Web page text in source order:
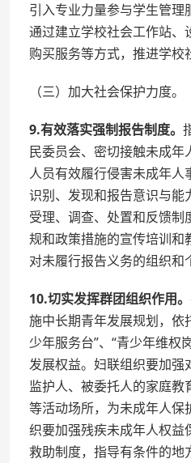
引入专业力量参与学生管
通过建立学校社会工作站、
购买服务等方式，推进学校
（三）加大社会保护力度。
9.有效落实强制报告制度。
民委员会、密切接触未成
人员有效履行侵害未成年
识别、发现和报告意识与能
受理、调查、处置和反馈制
规和政策措施的宣传培训和
对未履行报告义务的组织和
10.切实发挥群团组织作用。
施中长期青年发展规划，依
少年服务台”、“青少年维权
发展权益。妇联组织要加强
监护人、被委托人的家庭教
等活动场所，为未成年人保
织要加强残疾未成年人权益
救助制度，指导有条件的地